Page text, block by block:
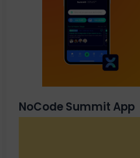
NoCode Summit App